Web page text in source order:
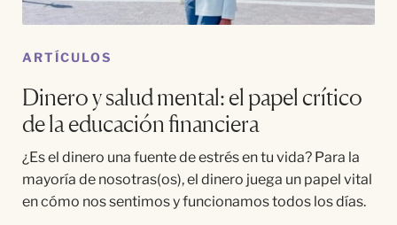
ARTÍCULOS
Dinero y salud mental: el papel crítico
de la educación financiera
¿Es el dinero una fuente de estrés en tu vida? Para la
mayoría de nosotras(os), el dinero juega un papel vital
en cómo nos sentimos y funcionamos todos los días.